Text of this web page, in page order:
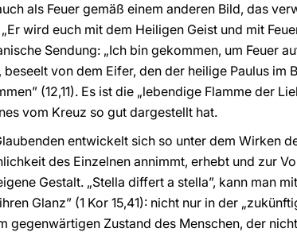
als Feuer gemäß einem anderen Bild, das
wird euch mit dem Heiligen Geist und mit
Sendung: „Ich bin gekommen, um Feuer
beseelt von dem Eifer, den der heilige Paulus im
(12,11). Es ist die „lebendige Flamme der
vom Kreuz so gut dargestellt hat.
entwickelt sich so unter dem Wirken
des Einzelnen annimmt, erhebt und zur
Gestalt. „Stella differt a stella”, kann man
Glanz” (1 Kor 15,41): nicht nur in der
gegenwärtigen Zustand des Menschen, der